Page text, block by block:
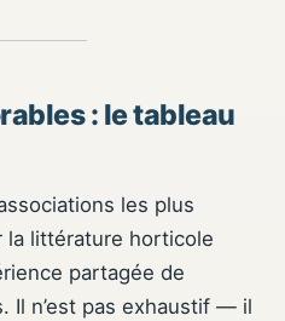
: le tableau
les plus
la littérature horticole
partagée de
Il n’est pas exhaustif — il